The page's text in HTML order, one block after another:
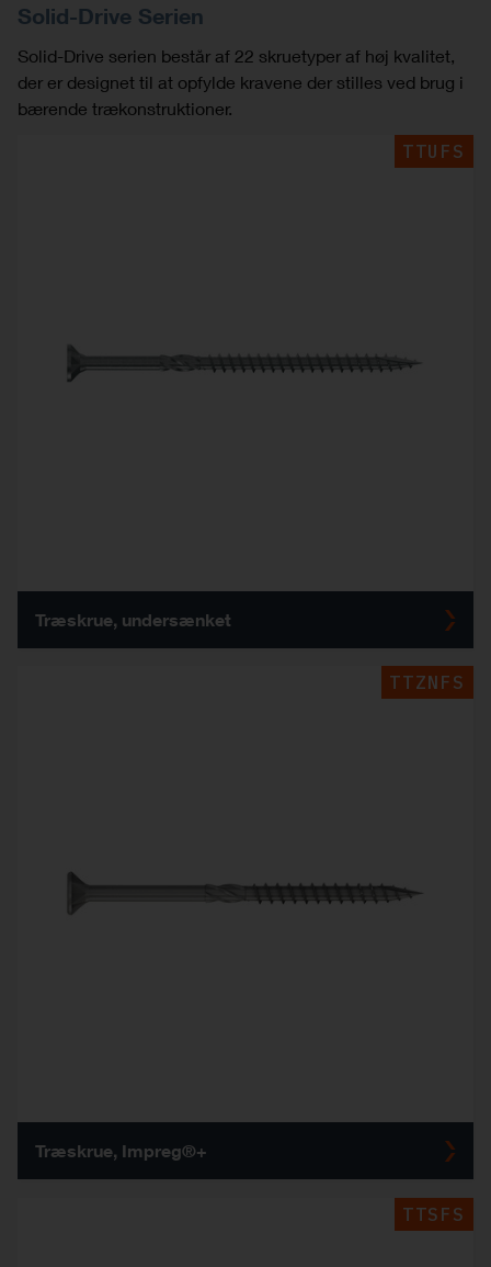
Solid-Drive Serien
Solid-Drive serien består af 22 skruetyper af høj kvalitet,
der er designet til at opfylde kravene der stilles ved brug i
bærende trækonstruktioner.
TTUFS
Træskrue, undersænket
TTZNFS
Træskrue, Impreg®+
TTSFS